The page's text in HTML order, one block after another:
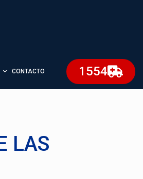
CONTACTO 1554
LAS